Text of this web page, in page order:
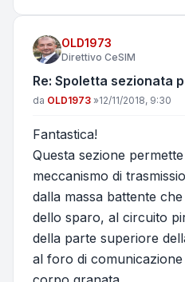
OLD1973
Direttivo CeSIM
Re: Spoletta sezionata
Messaggio
da OLD1973 »12/11/2018, 9:30
Fantastica!
Questa sezione
meccanismo di
dalla massa battente
dello sparo, al circuito
della parte superiore
al foro di